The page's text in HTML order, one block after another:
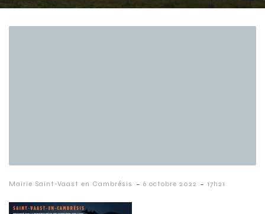
Mairie Saint-Vaast en Cambrésis - 6 octobre 2022 - 17h21